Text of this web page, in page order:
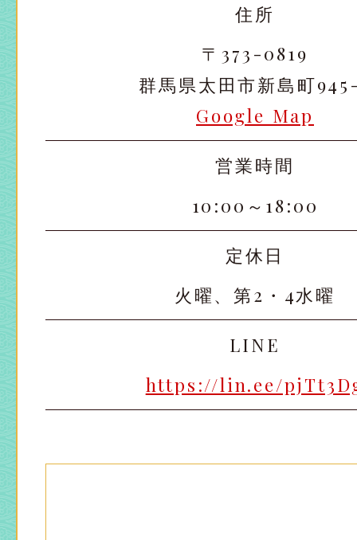
太田店
大宮店
太田店
大宮店
住所
〒373-0819
群馬県太田市新島町
Google Map
営業時間
10:00～18:00
定休日
火曜、第2・4水曜
LINE
https://lin.ee/